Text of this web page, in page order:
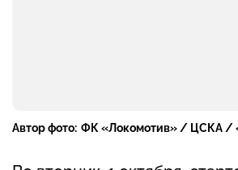
Автор фото: ФК «Локомотив» / ЦСКА /